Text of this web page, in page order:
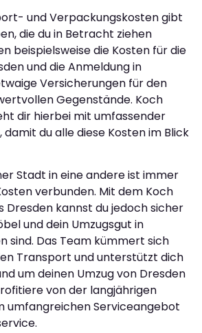
und Verpackungskosten gibt
die du in Betracht ziehen
beispielsweise die Kosten für die
und die Anmeldung in
Versicherungen für den
Gegenstände. Koch
dir hierbei mit umfassender
damit du alle diese Kosten im Blick
Stadt in eine andere ist immer
verbunden. Mit dem Koch
Dresden kannst du jedoch sicher
und dein Umzugsgut in
sind. Das Team kümmert sich
Transport und unterstützt dich
um deinen Umzug von Dresden
von der langjährigen
umfangreichen Serviceangebot